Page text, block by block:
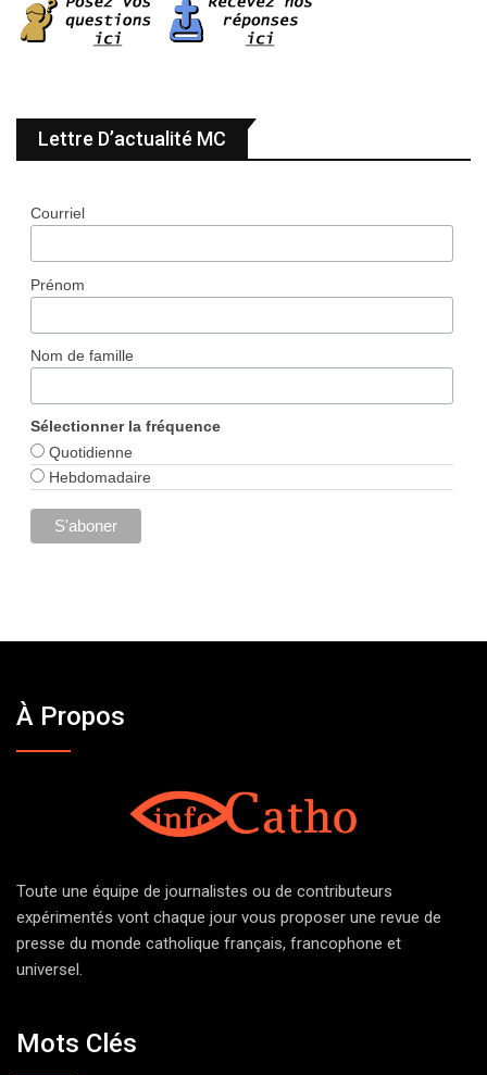
Lettre D’actualité MC
Courriel
Prénom
Nom de famille
Sélectionner la fréquence
Quotidienne
Hebdomadaire
À Propos
Toute une équipe de journalistes ou de contributeurs
expérimentés vont chaque jour vous proposer une revue de
presse du monde catholique français, francophone et
universel.
Mots Clés